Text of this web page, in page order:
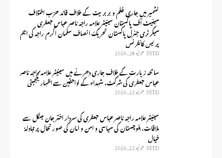
کشمیر میں جاری ظلم و بربریت کے خلاف قائد حزب اختلاف
سینیٹ آف پاکستان سینیٹر علامہ راجہ ناصر عباس جعفری
سیکرٹری جنرل پاکستان تحریک انصاف سلمان اکرم راجہ کی اہم
پریس کانفرنس
SYED يوليو 28, 2026
سانحہ زیارت کے خلاف جاری دھرنے میں سینیٹر علامہ راجہ ناصر
عباس جعفری کی شرکت، شہداء کے لواحقین سے اظہارِ یکجہتی
SYED يوليو 22, 2026
سینیٹر علامہ راجہ ناصر عباس جعفری کی سردار اختر جان مینگل سے
ملاقات، بلوچستان کی سیاسی و امن و امان کی صورتحال پر تبادلۂ
خیال
SYED يوليو 22, 2026